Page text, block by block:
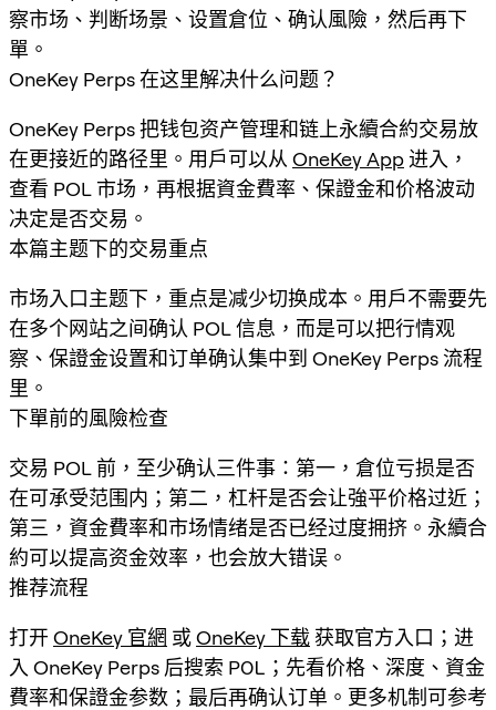
察市场、判断场景、设置倉位、确认風險，然后再下
單。
OneKey Perps 在这里解决什么问题？
OneKey Perps 把钱包资产管理和链上永續合約交易放
在更接近的路径里。用戶可以从 OneKey App进入，
查看 POL 市场，再根据資金費率、保證金和价格波动
决定是否交易。
本篇主题下的交易重点
市场入口主题下，重点是减少切换成本。用戶不需要先
在多个网站之间确认 POL 信息，而是可以把行情观
察、保證金设置和订单确认集中到 OneKey Perps 流程
里。
下單前的風險检查
交易 POL 前，至少确认三件事：第一，倉位亏损是否
在可承受范围内；第二，杠杆是否会让強平价格过近；
第三，資金費率和市场情绪是否已经过度拥挤。永續合
約可以提高资金效率，也会放大错误。
推荐流程
打开 OneKey 官網 或OneKey 下载 获取官方入口；进
入 OneKey Perps 后搜索 POL ；先看价格、深度、資金
費率和保證金参数；最后再确认订单。更多机制可参考